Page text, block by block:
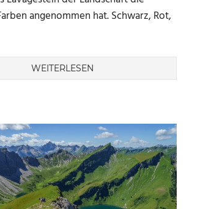
angenommen hat. Schwarz, Rot,
WEITERLESEN